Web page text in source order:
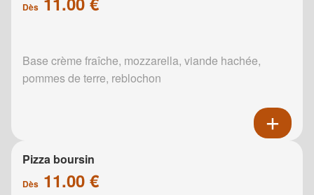
Dès
Base crème fraîche, mozzarella, viande hachée,
pommes de terre, reblochon
Pizza boursin
Dès 11.00 €